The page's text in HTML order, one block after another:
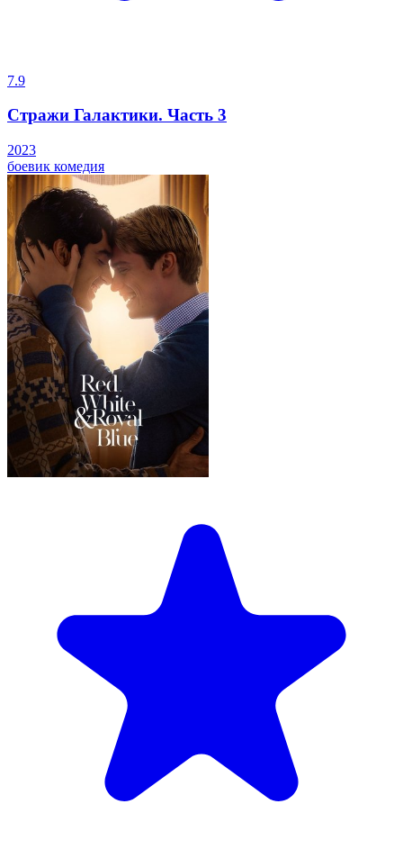
7.9
Стражи Галактики. Часть 3
2023
боевик комедия